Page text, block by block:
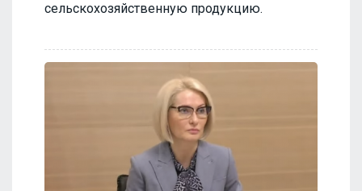
сельскохозяйственную продукцию.